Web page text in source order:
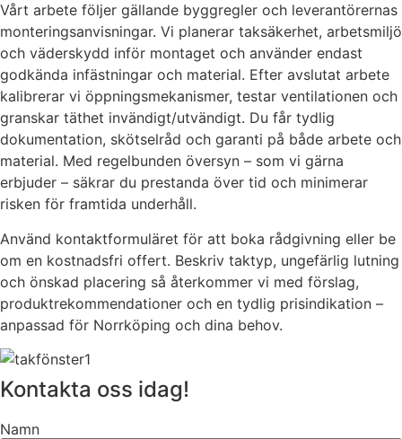
Vårt arbete följer gällande byggregler och leverantörernas
monteringsanvisningar. Vi planerar taksäkerhet, arbetsmiljö
och väderskydd inför montaget och använder endast
godkända infästningar och material. Efter avslutat arbete
kalibrerar vi öppningsmekanismer, testar ventilationen och
granskar täthet invändigt/utvändigt. Du får tydlig
dokumentation, skötselråd och garanti på både arbete och
material. Med regelbunden översyn – som vi gärna
erbjuder – säkrar du prestanda över tid och minimerar
risken för framtida underhåll.
Använd kontaktformuläret för att boka rådgivning eller be
om en kostnadsfri offert. Beskriv taktyp, ungefärlig lutning
och önskad placering så återkommer vi med förslag,
produktrekommendationer och en tydlig prisindikation –
anpassad för Norrköping och dina behov.
Kontakta oss idag!
Namn